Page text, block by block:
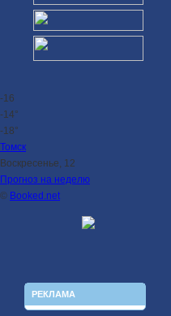
-16
-14°
-18°
Томск
Воскресенье, 12
Прогноз на неделю
© Booked.net
РЕКЛАМА